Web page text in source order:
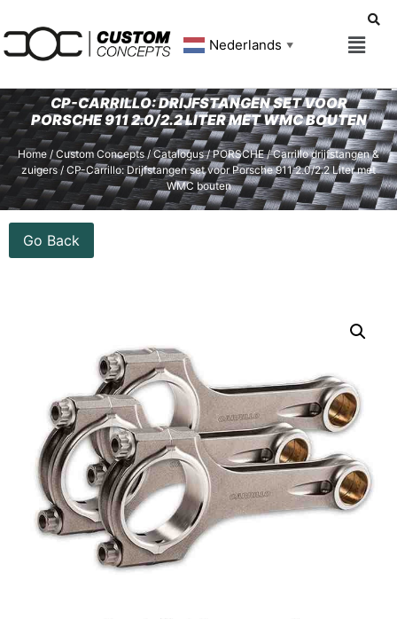
Nederlands ▼
CP-CARRILLO: DRIJFSTANGEN SET VOOR
PORSCHE 911 2.0/2.2 LITER MET WMC BOUTEN
Home / Custom Concepts/Catalogus/PORSCHE/Carrillo drijfstangen &
zuigers/ CP-Carrillo: Drijfstangen set voor Porsche 911 2.0/2.2 Liter met
WMC bouten
Go Back